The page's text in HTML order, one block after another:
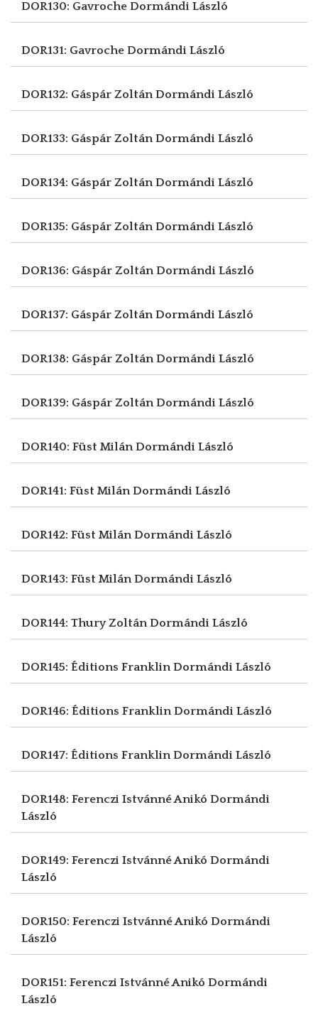
DOR130: Gavroche Dormándi László
DOR131: Gavroche Dormándi László
DOR132: Gáspár ZoltánDormándi László
DOR133: Gáspár ZoltánDormándi László
DOR134: Gáspár ZoltánDormándi László
DOR135: Gáspár ZoltánDormándi László
DOR136: Gáspár ZoltánDormándi László
DOR137: Gáspár ZoltánDormándi László
DOR138: Gáspár ZoltánDormándi László
DOR139: Gáspár ZoltánDormándi László
DOR140: Füst MilánDormándi László
DOR141: Füst MilánDormándi László
DOR142: Füst MilánDormándi László
DOR143: Füst MilánDormándi László
DOR144: Thury ZoltánDormándi László
DOR145: Éditions FranklinDormándi László
DOR146: Éditions FranklinDormándi László
DOR147: Éditions FranklinDormándi László
DOR148: Ferenczi Istvánné Anikó Dormándi
László
DOR149: Ferenczi Istvánné Anikó Dormándi
László
DOR150: Ferenczi Istvánné Anikó Dormándi
László
DOR151: Ferenczi Istvánné Anikó Dormándi
László